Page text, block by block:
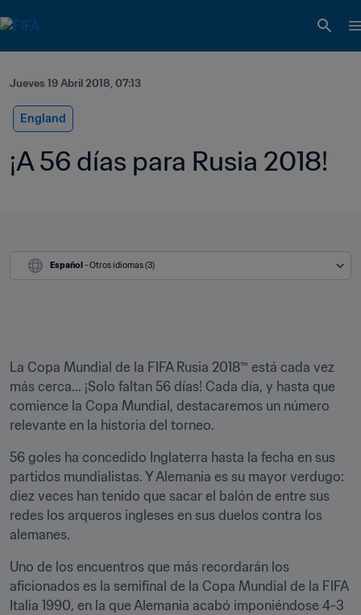
Jueves 19 Abril 2018, 07:13
England
¡A 56 días para Rusia 2018!
Español - Otros idiomas (3)
La Copa Mundial de la FIFA Rusia 2018™ está cada vez
más cerca... ¡Solo faltan 56 días! Cada día, y hasta que
comience la Copa Mundial, destacaremos un número
relevante en la historia del torneo.
56 goles ha concedido Inglaterra hasta la fecha en sus
partidos mundialistas. Y Alemania es su mayor verdugo:
diez veces han tenido que sacar el balón de entre sus
redes los arqueros ingleses en sus duelos contra los
alemanes.
Uno de los encuentros que más recordarán los
aficionados es la semifinal de la Copa Mundial de la FIFA
Italia 1990, en la que Alemania acabó imponiéndose 4-3